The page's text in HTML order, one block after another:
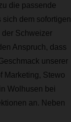
die passende
dem sofortigen
der Schweizer
Anspruch, dass
unserer
Marketing, Stewo
Wolhusen bei
an. Neben